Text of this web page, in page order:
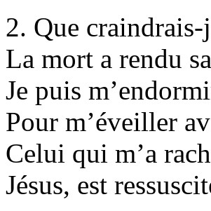
2. Que craindrais-
La mort a rendu
Je puis
Pour m’éveiller
Celui qui m’a
Jésus, est